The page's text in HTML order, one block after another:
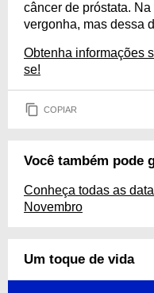
câncer de próstata.
vergonha, mas dessa
Obtenha informações
se!
COPIAR
Você também pode
Conheça todas as
Novembro
Um toque de vida